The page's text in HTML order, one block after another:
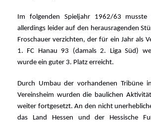
Im folgenden Spieljahr 1962/63 musste
allerdings leider auf den herausragenden
Froschauer verzichten, der für ein Jahr als
1. FC Hanau 93 (damals 2. Liga Süd)
wurde ein guter 3. Platz erreicht.
Durch Umbau der vorhandenen Tribüne
Vereinsheim wurden die baulichen
weiter fortgesetzt. An den nicht
das Land Hessen und der Hessische